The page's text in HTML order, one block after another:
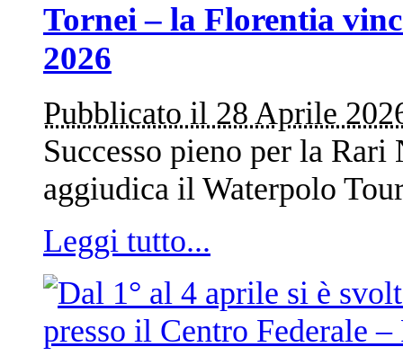
Tornei – la Florentia
2026
Pubblicato il 28 Aprile
Successo pieno per la
aggiudica il Waterpolo
Leggi tutto...